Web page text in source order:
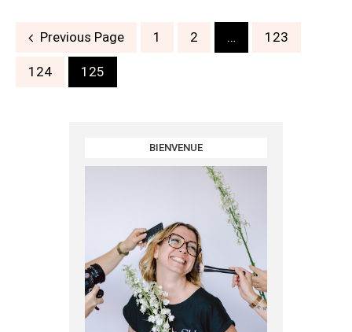
Posts
Previous Page 1 2 … 123
124 125
BIENVENUE